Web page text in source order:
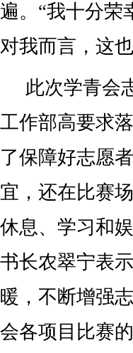
遍。“我十分荣
对我而言，这
此次学青会
工作部高要求
了保障好志愿
宜，还在比赛
休息、学习和
书长农翠宁表
暖，不断增强
会各项目比赛